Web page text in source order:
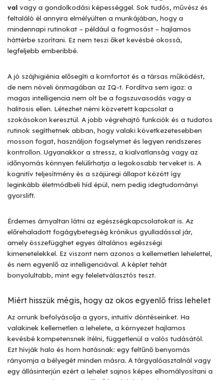
val vagy a gondolkodási képességgel. Sok tudós, művész és
feltaláló él annyira elmélyülten a munkájában, hogy a
mindennapi rutinokat – például a fogmosást – hajlamos
háttérbe szorítani. Ez nem teszi őket kevésbé okossá,
legfeljebb emberibbé.
A jó szájhigiénia elősegíti a komfortot és a társas működést,
de nem növeli önmagában az IQ-t. Fordítva sem igaz: a
magas intelligencia nem olt be a fogszuvasodás vagy a
halitosis ellen. Létezhet némi közvetett kapcsolat a
szokásokon keresztül. A jobb végrehajtó funkciók és a tudatos
rutinok segíthetnek abban, hogy valaki következetesebben
mosson fogat, használjon fogselymet és legyen rendszeres
kontrollon. Ugyanakkor a stressz, a kialvatlanság vagy az
időnyomás könnyen felülírhatja a legokosabb terveket is. A
kognitív teljesítmény és a szájüregi állapot között így
leginkább életmódbeli híd épül, nem pedig idegtudományi
gyorslift.
Érdemes árnyaltan látni az egészségkapcsolatokat is. Az
előrehaladott fogágybetegség krónikus gyulladással jár,
amely összefügghet egyes általános egészségi
kimenetelekkel. Ez viszont nem azonos a kellemetlen lehelettel,
és nem egyenlő az intelligenciával. A képlet tehát
bonyolultabb, mint egy feleletválasztós teszt.
Miért hisszük mégis, hogy az okos egyenlő friss lehelet
Az orrunk befolyásolja a gyors, intuitív döntéseinket. Ha
valakinek kellemetlen a lehelete, a környezet hajlamos
kevésbé kompetensnek ítélni, függetlenül a valós tudásától.
Ezt hívják halo és horn hatásnak: egy feltűnő benyomás
rányomja a bélyegét minden másra. A tárgyalóasztalnál vagy
egy állásinterjún ezért a lehelet sajnos képes elhomályosítani a